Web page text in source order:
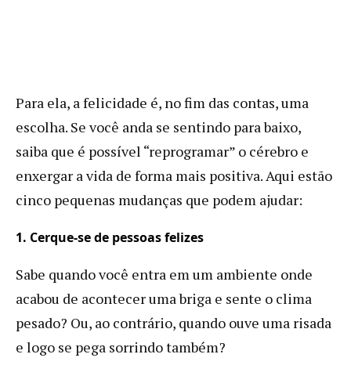
Para ela, a felicidade é, no fim das contas, uma
escolha. Se você anda se sentindo para baixo,
saiba que é possível “reprogramar” o cérebro e
enxergar a vida de forma mais positiva. Aqui estão
cinco pequenas mudanças que podem ajudar:
1. Cerque-se de pessoas felizes
Sabe quando você entra em um ambiente onde
acabou de acontecer uma briga e sente o clima
pesado? Ou, ao contrário, quando ouve uma risada
e logo se pega sorrindo também?